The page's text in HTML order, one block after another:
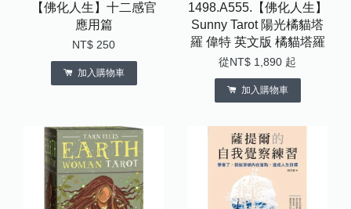
【佛化人生】十二感官
應用篇
NT$ 250
加入購物車
1498.A555.【佛化人生】
Sunny Tarot 陽光橘貓塔
羅 偉特 英文版 橘貓塔羅
從 NT$ 1,890 起
加入購物車